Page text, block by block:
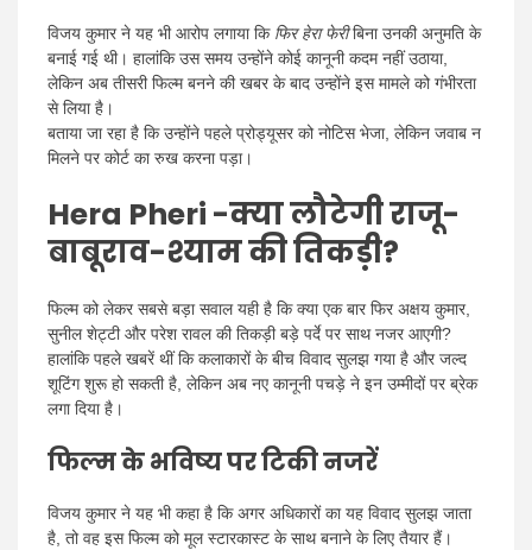
विजय कुमार ने यह भी आरोप लगाया कि फिर हेरा फेरीबिना उनकी अनुमति के
बनाई गई थी। हालांकि उस समय उन्होंने कोई कानूनी कदम नहीं उठाया,
लेकिन अब तीसरी फिल्म बनने की खबर के बाद उन्होंने इस मामले को गंभीरता
से लिया है।
बताया जा रहा है कि उन्होंने पहले प्रोड्यूसर को नोटिस भेजा, लेकिन जवाब न
मिलने पर कोर्ट का रुख करना पड़ा।
Hera Pheri -क्या लौटेगी राजू-
बाबूराव-श्याम की तिकड़ी?
फिल्म को लेकर सबसे बड़ा सवाल यही है कि क्या एक बार फिर अक्षय कुमार,
सुनील शेट्टी और परेश रावल की तिकड़ी बड़े पर्दे पर साथ नजर आएगी?
हालांकि पहले खबरें थीं कि कलाकारों के बीच विवाद सुलझ गया है और जल्द
शूटिंग शुरू हो सकती है, लेकिन अब नए कानूनी पचड़े ने इन उम्मीदों पर ब्रेक
लगा दिया है।
फिल्म के भविष्य पर टिकी नजरें
विजय कुमार ने यह भी कहा है कि अगर अधिकारों का यह विवाद सुलझ जाता
है, तो वह इस फिल्म को मूल स्टारकास्ट के साथ बनाने के लिए तैयार हैं।